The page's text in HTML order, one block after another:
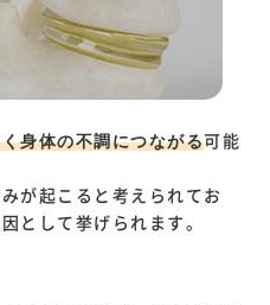
身体の不調につながる可能
が起こると考えられてお
として挙げられます。